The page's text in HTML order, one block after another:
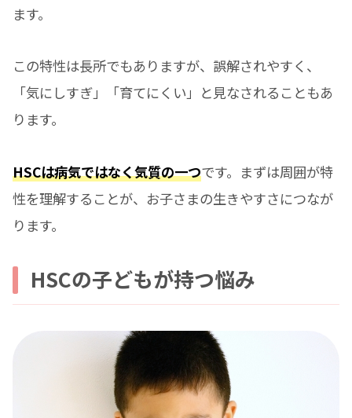
ます。
この特性は長所でもありますが、誤解されやすく、
「気にしすぎ」「育てにくい」と見なされることもあ
ります。
HSCは病気ではなく気質の一つです。まずは周囲が特
性を理解することが、お子さまの生きやすさにつなが
ります。
HSCの子どもが持つ悩み